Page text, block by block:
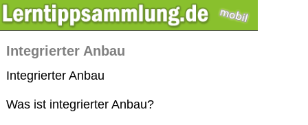
Integrierter Anbau
Integrierter Anbau
Was ist integrierter Anbau?